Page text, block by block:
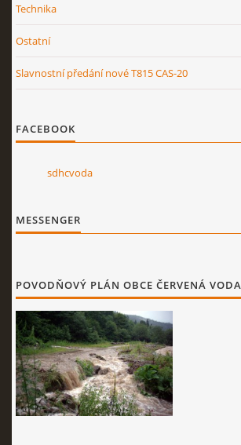
Technika
Ostatní
Slavnostní předání nové T815 CAS-20
FACEBOOK
sdhcvoda
MESSENGER
POVODŇOVÝ PLÁN OBCE ČERVENÁ VODA